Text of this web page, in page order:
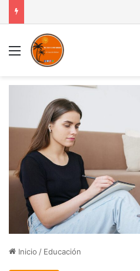
Menú
Inicio / Educación